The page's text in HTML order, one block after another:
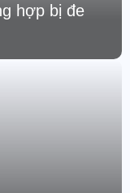
hợp bị đe